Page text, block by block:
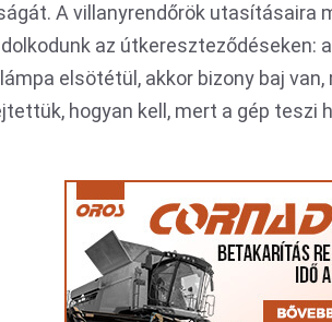
A villanyrendőrök utasításaira
az útkereszteződéseken:
elsötétül, akkor bizony baj
hogyan kell, mert a gép teszi